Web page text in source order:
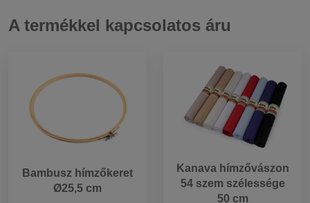
A termékkel kapcsolatos áru
Bambusz hímzőkeret
Ø25,5 cm
Kanava hímzővászon
54 szem szélessége
50 cm